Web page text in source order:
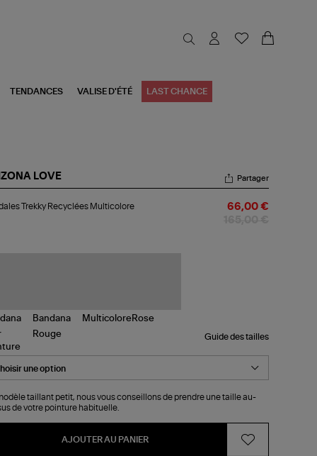
TENDANCES VALISE D'ÉTÉ LAST CHANCE
LOVE Partager
Trekky Recyclées Multicolore 66,00 €
Guide des tailles
taillant petit, nous vous conseillons de prendre une taille au-
de votre pointure habituelle.
AJOUTER AU PANIER